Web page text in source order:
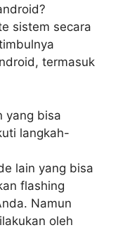
sistem secara
termasuk
yang bisa
langkah-
lain yang bisa
flashing
Namun
oleh